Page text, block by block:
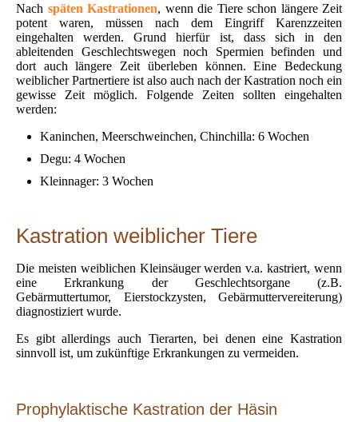
Nach späten Kastrationen, wenn die Tiere schon längere Zeit
potent waren, müssen nach dem Eingriff Karenzzeiten
eingehalten werden. Grund hierfür ist, dass sich in den
ableitenden Geschlechtswegen noch Spermien befinden und
dort auch längere Zeit überleben können. Eine Bedeckung
weiblicher Partnertiere ist also auch nach der Kastration noch ein
gewisse Zeit möglich. Folgende Zeiten sollten eingehalten
werden:
Kaninchen, Meerschweinchen, Chinchilla: 6 Wochen
Degu: 4 Wochen
Kleinnager: 3 Wochen
Kastration weiblicher Tiere
Die meisten weiblichen Kleinsäuger werden v.a. kastriert, wenn
eine Erkrankung der Geschlechtsorgane (z.B.
Gebärmuttertumor, Eierstockzysten, Gebärmuttervereiterung)
diagnostiziert wurde.
Es gibt allerdings auch Tierarten, bei denen eine Kastration
sinnvoll ist, um zukünftige Erkrankungen zu vermeiden.
Prophylaktische Kastration der Häsin